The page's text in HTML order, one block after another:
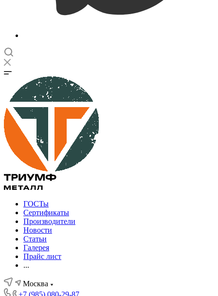
ГОСТы
Сертификаты
Производители
Новости
Статьи
Галерея
Прайс лист
...
Москва
+7 (985) 080-29-87